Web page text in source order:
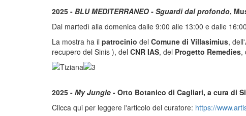
2025 - BLU MEDITERRANEO - Sguardi dal profondo,
Dal martedì alla domenica dalle 9:00 alle 13:00 e dalle
La mostra ha il patrocinio del Comune di Villasimius, dell'
recupero del Sinis ), del CNR IAS, del Progetto Remedies,
2025 - My Jungle - Orto Botanico di Cagliari, a cura di
Clicca qui per leggere l'articolo del curatore: https://